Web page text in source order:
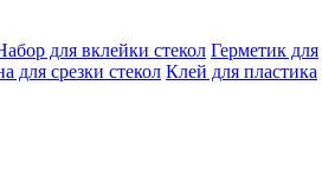
для вклейки стекол Герметик для
для срезки стекол Клей для пластика